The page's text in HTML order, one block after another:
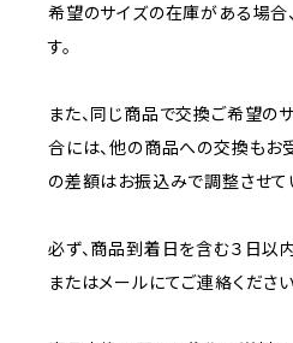
希望のサイズの在庫がある場合
す。
また、同じ商品で交換ご希望の
合には、他の商品への交換もお
の差額はお振込みで調整させて
必ず、商品到着日を含む３日以
またはメールにてご連絡ください